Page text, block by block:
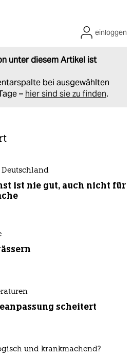
unter diesem Artikel ist
bei ausgewählten
– hier sind sie zu finden.
einloggen
ist nie gut, auch nicht für
scheitert
und krankmachend?